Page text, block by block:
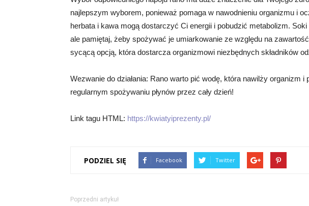
najlepszym wyborem, ponieważ pomaga w nawodnieniu organizmu i
herbata i kawa mogą dostarczyć Ci energii i pobudzić metabolizm.
ale pamiętaj, żeby spożywać je umiarkowanie ze względu na
sycącą opcją, która dostarcza organizmowi niezbędnych składników
Wezwanie do działania: Rano warto pić wodę, która nawilży organizm
regularnym spożywaniu płynów przez cały dzień!
Link tagu HTML: https://kwiatyiprezenty.pl/
PODZIEL SIĘ Facebook Twitter
Poprzedni artykuł